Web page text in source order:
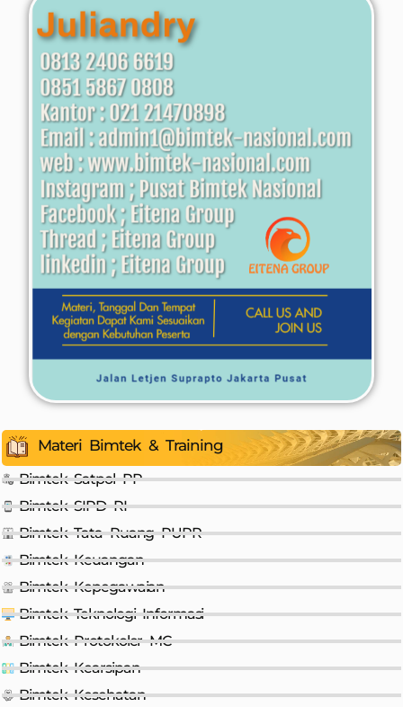
Bimtek Satpol PP
Bimtek SIPD RI
Bimtek Tata Ruang PUPR
Bimtek Keuangan
Bimtek Kepegawaian
Bimtek Teknologi Informasi
Bimtek Protokoler MC
Bimtek Kearsipan
Bimtek Kesehatan
Materi Bimtek & Training